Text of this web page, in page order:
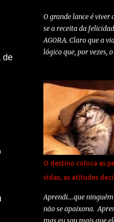
de
sorriso. O melhor
maior satisfação? O
mais potente do
mais necessárias? Os
O grande lance é
se a receita da
AGORA. Claro que a
lógico que, por vezes,
Tem sentido ficar
todo por causa de
o trabalho? Quero
passou foi um ano
boas e realizações,
problemas e
espera demais das
que não veio, o amigo
amor machucou.
não vai ser diferente.
milênio muda, mas o
imperfeições, a
O destino coloca as
vidas, as atitudes
Aprendi....que
não se apaixona.